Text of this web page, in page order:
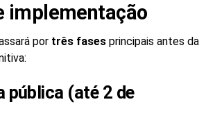
implementação
por três fasesprincipais antes da
pública (até 2 de